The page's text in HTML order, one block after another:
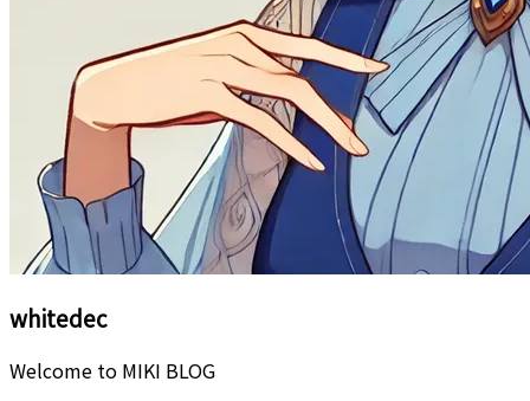
whitedec
Welcome to MIKI BLOG